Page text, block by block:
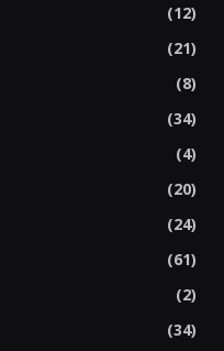
(12)
(21)
(8)
(34)
(4)
(20)
(24)
(61)
(2)
(34)